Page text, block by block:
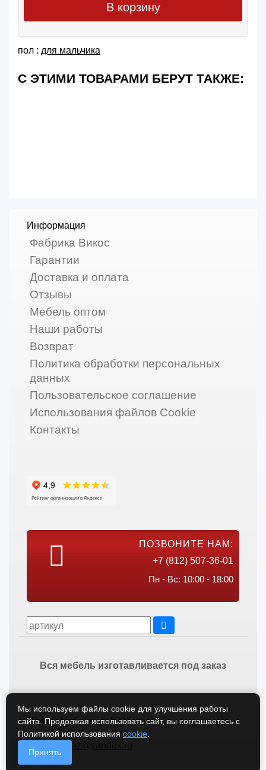
В корзину
пол : для мальчика
С ЭТИМИ ТОВАРАМИ БЕРУТ ТАКЖЕ:
Информация
Фабрика Викос
Гарантии
Доставка и оплата
Отзывы
Мебель оптом
Наши работы
Возврат
Политика обработки персональных
данных
Пользовательское соглашение
Использования файлов Cookie
Контакты
ПОЗВОНИТЕ НАМ:
+7 (812) 507-36-01
Пн - Вс: 10:00 - 18:00
Вся мебель изготавливается под заказ
Викос Мебель © 2026
vikos-zakaz@yandex.ru
Мы используем файлы cookie для улучшения работы
сайта. Продолжая использовать сайт, вы соглашаетесь с
Политикой использования cookie
Принять